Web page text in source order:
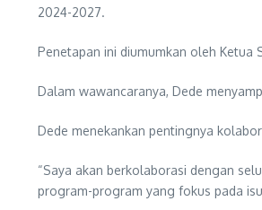
2024-2027.
Penetapan ini diumumkan oleh Ketua
Dalam wawancaranya, Dede
Dede menekankan pentingnya
“Saya akan berkolaborasi dengan
program-program yang fokus pada